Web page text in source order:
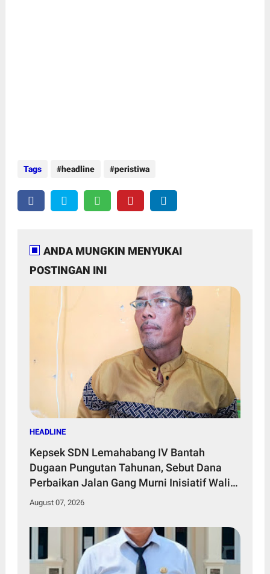
Tags headline peristiwa
ANDA MUNGKIN MENYUKAI
POSTINGAN INI
HEADLINE
Kepsek SDN Lemahabang IV Bantah
Dugaan Pungutan Tahunan, Sebut Dana
Perbaikan Jalan Gang Murni Inisiatif Wali
Murid
August 07, 2026